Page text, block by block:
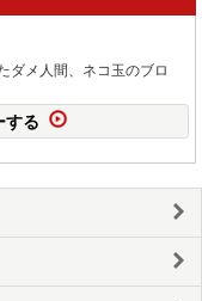
ダメ人間、ネコ玉のブロ
する